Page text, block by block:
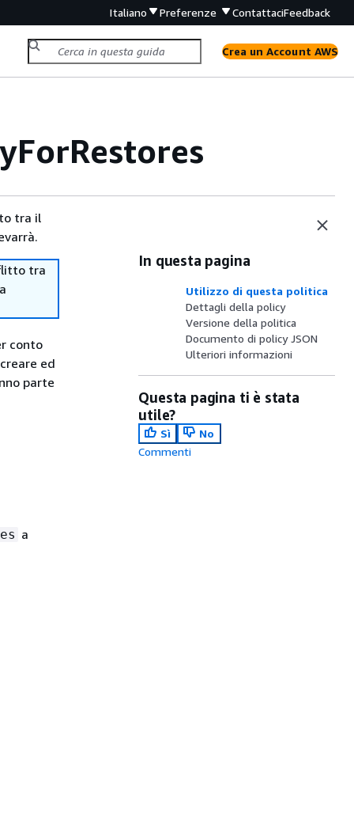
Italiano Preferenze ContattaciFeedback
Crea un Account AWS
tra il
tra
conto
ed
parte
a
In questa pagina
Utilizzo di questa politica
Dettagli della policy
Versione della politica
Documento di policy JSON
Ulteriori informazioni
Questa pagina ti è stata
utile?
Sì
No
Commenti